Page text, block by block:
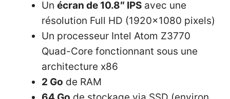
Un écran de 10.8″ IPS avec une
résolution Full HD (1920×1080 pixels)
Un processeur Intel Atom Z3770
Quad-Core fonctionnant sous une
architecture x86
2 Go de RAM